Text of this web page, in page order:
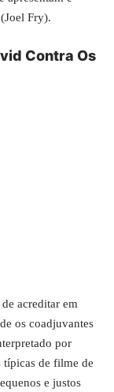
Fry).
Contra Os
acreditar em
os coadjuvantes
por
típicas de filme de
e justos